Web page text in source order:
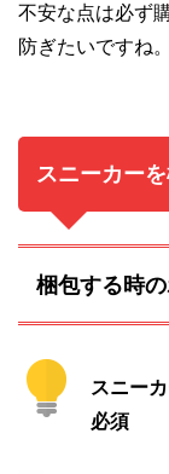
不安な点は必ず
防ぎたいですね。
スニーカー
梱包する時
スニー
必須